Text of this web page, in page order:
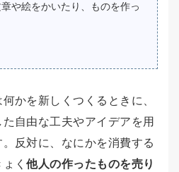
や絵をかいたり、ものを作っ
かを新しくつくるときに、
自由な工夫やアイデアを用
反対に、なにかを消費する
ょく他人の作ったものを売り